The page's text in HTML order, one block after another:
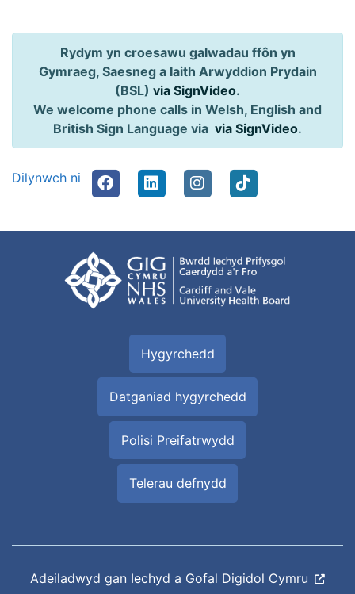
Rydym yn croesawu galwadau ffôn yn
Gymraeg, Saesneg a Iaith Arwyddion Prydain
(BSL) via SignVideo.
We welcome phone calls in Welsh, English and
British Sign Language via via SignVideo.
Dilynwch ni
Hygyrchedd
Datganiad hygyrchedd
Polisi Preifatrwydd
Telerau defnydd
Adeiladwyd gan Iechyd a Gofal Digidol Cymru